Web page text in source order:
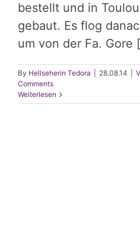
bestellt und in
gebaut. Es flog
um von der Fa. Go­re
By Hellseherin Tedora 28.08.14
Comments
Weiterlesen